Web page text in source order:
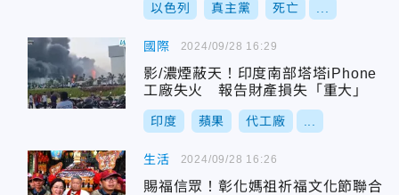
以色列 真主黨 死亡
國際
影/濃煙蔽天！印度南部塔塔iPhone
工廠失火 報告財產損失「重大」
印度 蘋果 代工廠
2024/09/28 16:29
生活
賜福信眾！彰化媽祖祈福文化節聯合
2024/09/28 16:26